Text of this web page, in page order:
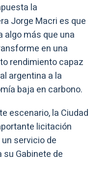
la
Jorge Macri es que
algo más que una
en una
rendimiento capaz
argentina a la
baja en carbono.
escenario, la Ciudad
licitación
servicio de
Gabinete de